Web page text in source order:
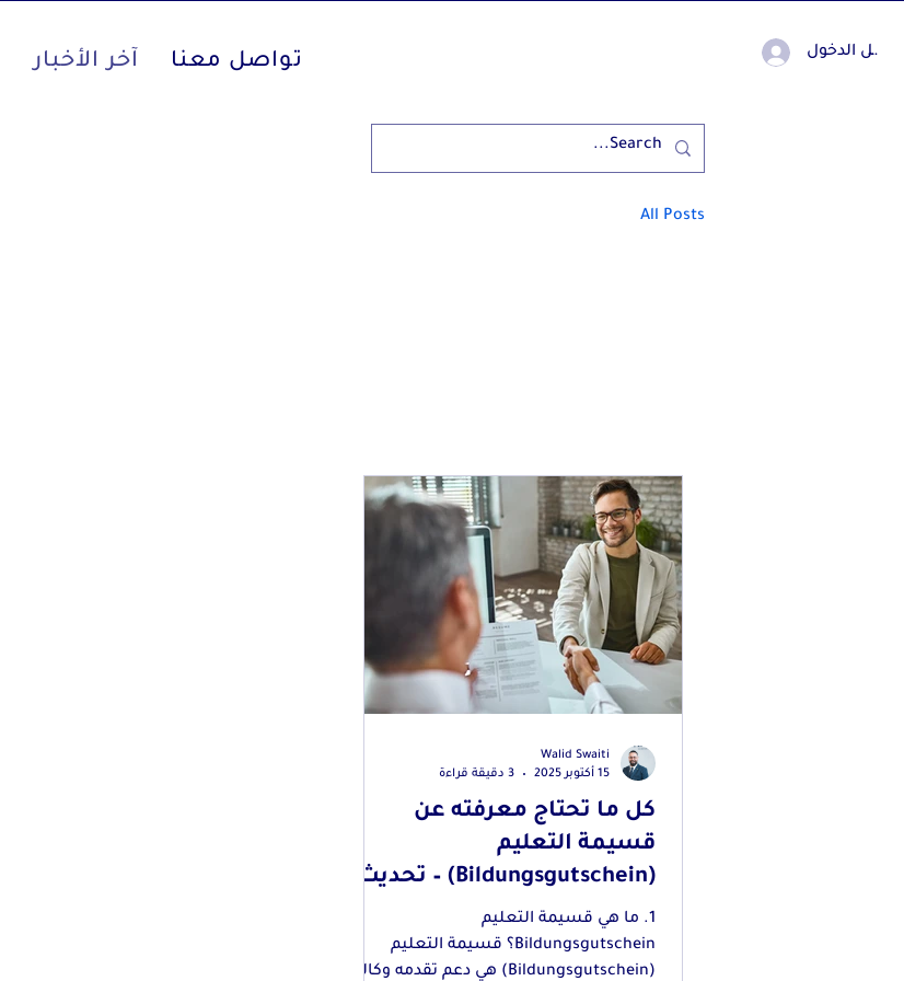
آخر الأخبار تواصل معنا الدخول
All Posts
كل ما تحتاج معرفته عن
قسيمة التعليم
(Bildungsgutschein) – تحديث
2025
1. ما هي قسيمة التعليم
Bildungsgutschein؟ قسيمة التعليم
(Bildungsgutschein) هي دعم تقدمه وكالة
Walid Swaiti
15 أكتوبر 2025
3 دقيقة قراءة